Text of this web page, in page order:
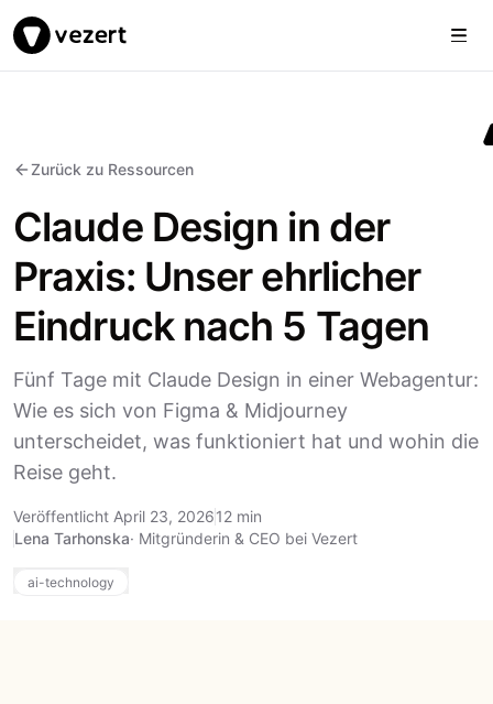
Vezert
Zurück zu Ressourcen
Claude Design in der
Praxis: Unser ehrlicher
Eindruck nach 5 Tagen
Fünf Tage mit Claude Design in einer Webagentur:
Wie es sich von Figma & Midjourney
unterscheidet, was funktioniert hat und wohin die
Reise geht.
Veröffentlicht April 23, 202612 min
Lena Tarhonska· Mitgründerin & CEO bei Vezert
ai-technology